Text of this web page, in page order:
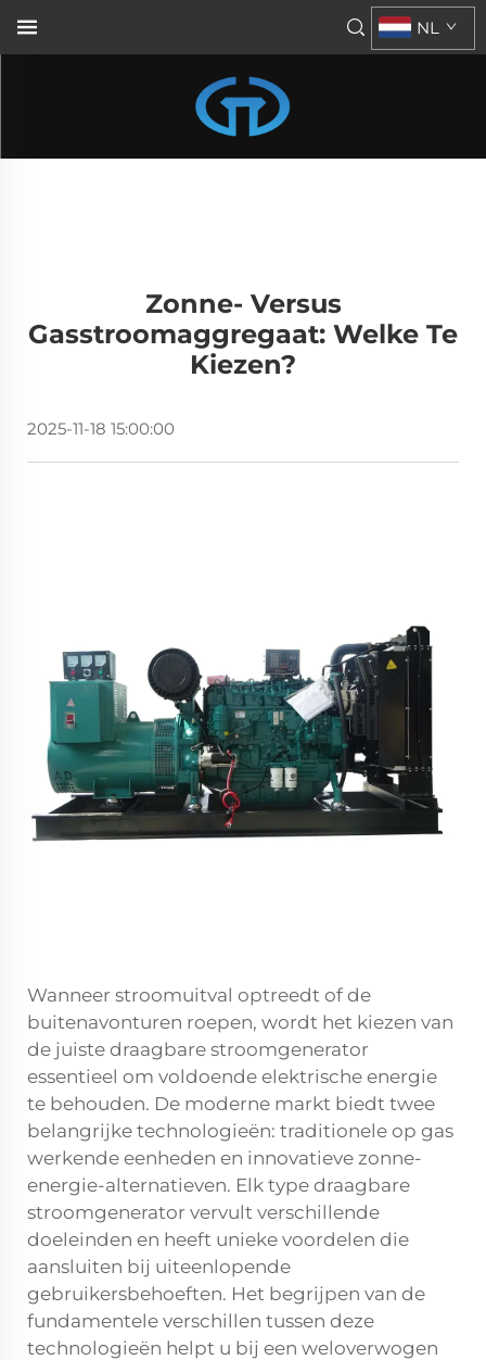
NL
Zonne- Versus
Gasstroomaggregaat: Welke Te
Kiezen?
2025-11-18 15:00:00
Wanneer stroomuitval optreedt of de
buitenavonturen roepen, wordt het kiezen van
de juiste draagbare stroomgenerator
essentieel om voldoende elektrische energie
te behouden. De moderne markt biedt twee
belangrijke technologieën: traditionele op gas
werkende eenheden en innovatieve zonne-
energie-alternatieven. Elk type draagbare
stroomgenerator vervult verschillende
doeleinden en heeft unieke voordelen die
aansluiten bij uiteenlopende
gebruikersbehoeften. Het begrijpen van de
fundamentele verschillen tussen deze
technologieën helpt u bij een weloverwogen